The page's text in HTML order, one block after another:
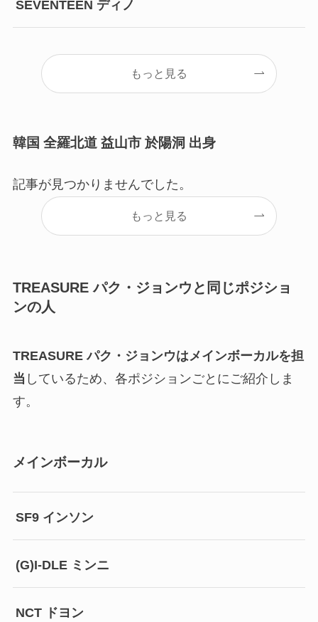
SEVENTEEN ディノ
もっと見る
韓国 全羅北道 益山市 於陽洞 出身
記事が見つかりませんでした。
もっと見る
TREASURE パク・ジョンウと同じポジショ
ンの人
TREASURE パク・ジョンウはメインボーカルを担
当 しているため、各ポジションごとにご紹介しま
す。
メインボーカル
SF9 インソン
(G)I-DLE ミンニ
NCT ドヨン